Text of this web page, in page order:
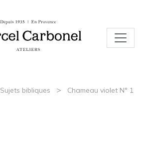
Sujets bibliques > Chameau violet N° 1